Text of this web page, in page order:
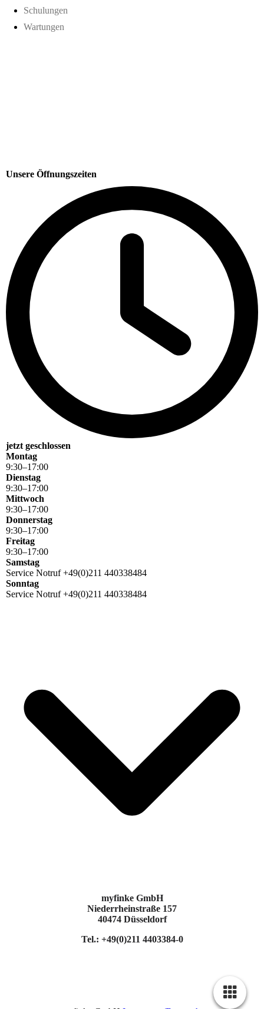
Schulungen
Wartungen
Unsere Öffnungszeiten
jetzt geschlossen
Montag
9:30–17:00
Dienstag
9:30–17:00
Mittwoch
9:30–17:00
Donnerstag
9:30–17:00
Freitag
9:30–17:00
Samstag
Service Notruf +49(0)211 440338484
Sonntag
Service Notruf +49(0)211 440338484
myfinke GmbH
Niederrheinstraße 157
40474 Düsseldorf
Tel.: +49(0)211 4403384-0